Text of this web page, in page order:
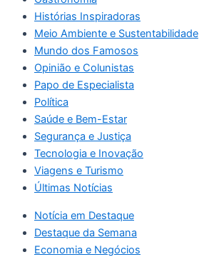
Histórias Inspiradoras
Meio Ambiente e Sustentabilidade
Mundo dos Famosos
Opinião e Colunistas
Papo de Especialista
Política
Saúde e Bem-Estar
Segurança e Justiça
Tecnologia e Inovação
Viagens e Turismo
Últimas Notícias
Notícia em Destaque
Destaque da Semana
Economia e Negócios